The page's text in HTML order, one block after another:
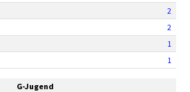
2
2
1
1
G-Jugend